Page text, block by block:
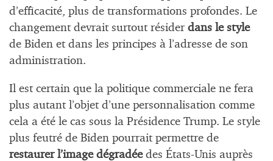
d’efficacité, plus de transformations profondes. Le
changement devrait surtout résider dans le style
de Biden et dans les principes à l’adresse de son
administration.
Il est certain que la politique commerciale ne fera
plus autant l’objet d’une personnalisation comme
cela a été le cas sous la Présidence Trump. Le style
plus feutré de Biden pourrait permettre de
restaurer l’image dégradéedes États-Unis auprès